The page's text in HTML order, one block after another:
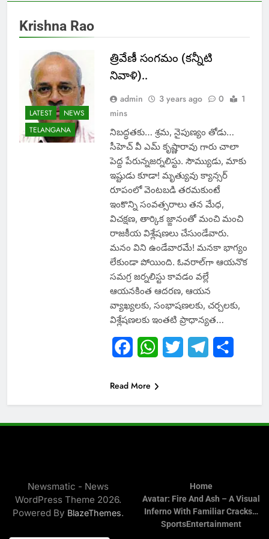
Krishna Rao
LATEST
NEWS
TELANGANA
త్రివేణీ సంగమం (కన్నీటి
నివాళి)..
admin 3 years ago 0
1
mins
నిబద్ధతకు… శ్రమ, నైపుణ్యం తోడు…
సీహెచ్‌ వీ ఎమ్‌ కృష్ణారావు గారు చాలా
పెద్ద పేరున్నజర్నలిస్టు. సౌమ్యుడు, మాకు
ఇష్టుడు కూడా! మృత్యువు క్యాన్సర్‌
రూపంలో వెంటబడి తరమకుంటే
ఇంకొన్ని సంవత్సరాలు తన మేధ,
విచక్షణ, తార్కిక జ్ఙానంతో మంచి మంచి
రాజకీయ విశ్లేషణలు చేసుండేవారు.
మనం విని ఉండేవారమే! మనకా భాగ్యం
లేకుండా పోయింది. ఓవరాల్‌గా ఆయనొక
సమగ్ర జర్నలిస్టు కావడం వల్లే
ఆయనకింత ఆదరణ, ఆయన
వ్యాఖ్యలకు, సంభాషణలకు, చర్చలకు,
విశ్లేషణలకు ఇంతటి ప్రాధాన్యత…
FacebookWhatsApp
Twitter Telegram
Read More
Newsmatic - News
WordPress Theme 2026.
Powered By BlazeThemes.
Home
Avatar: Fire And Ash – A Visual
Inferno With Familiar Cracks…
SportsEntertainment